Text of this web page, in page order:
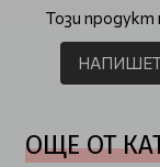
Този продукт
ОЩЕ ОТ